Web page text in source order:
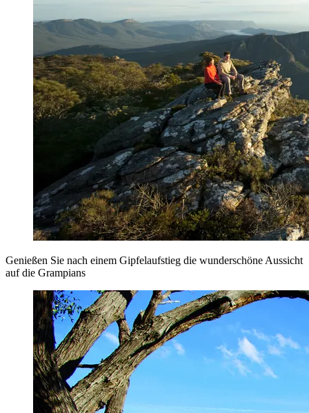
Genießen Sie nach einem Gipfelaufstieg die wunderschöne Aussicht
auf die Grampians